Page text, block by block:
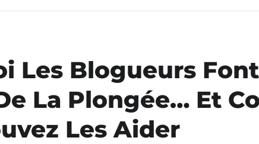
Les Blogueurs
La Plongée… Et
Les Aider